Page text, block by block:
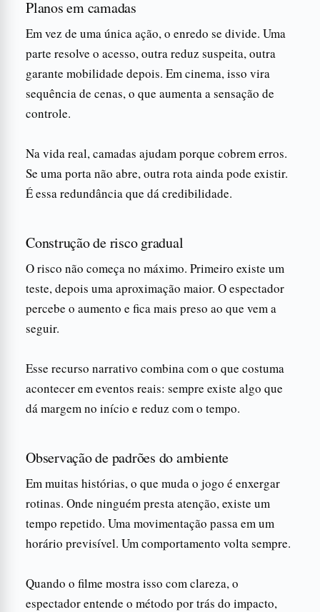
Planos em camadas
Em vez de uma única ação, o enredo se divide. Uma
parte resolve o acesso, outra reduz suspeita, outra
garante mobilidade depois. Em cinema, isso vira
sequência de cenas, o que aumenta a sensação de
controle.
Na vida real, camadas ajudam porque cobrem erros.
Se uma porta não abre, outra rota ainda pode existir.
É essa redundância que dá credibilidade.
Construção de risco gradual
O risco não começa no máximo. Primeiro existe um
teste, depois uma aproximação maior. O espectador
percebe o aumento e fica mais preso ao que vem a
seguir.
Esse recurso narrativo combina com o que costuma
acontecer em eventos reais: sempre existe algo que
dá margem no início e reduz com o tempo.
Observação de padrões do ambiente
Em muitas histórias, o que muda o jogo é enxergar
rotinas. Onde ninguém presta atenção, existe um
tempo repetido. Uma movimentação passa em um
horário previsível. Um comportamento volta sempre.
Quando o filme mostra isso com clareza, o
espectador entende o método por trás do impacto,